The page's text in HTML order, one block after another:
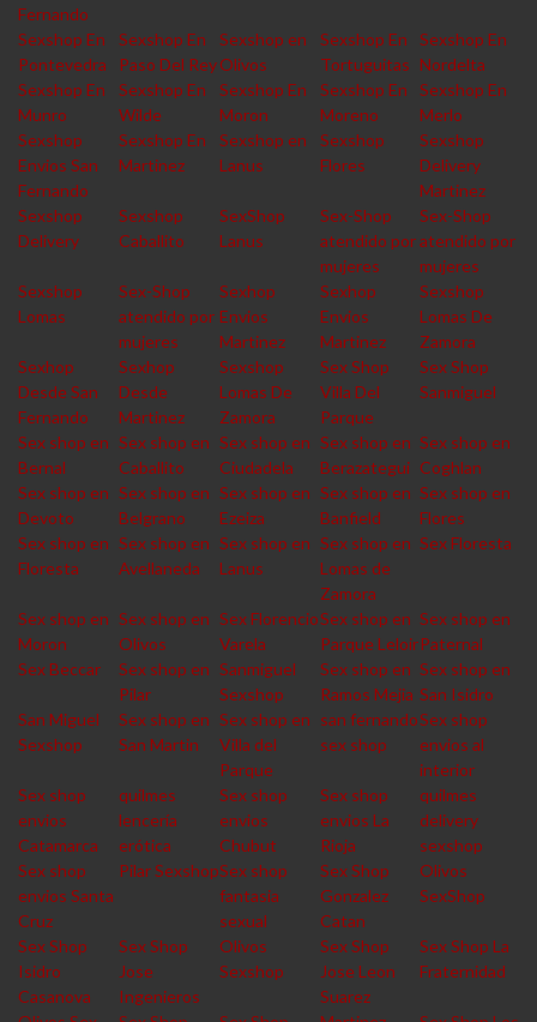
Fernando
Sexshop En
Pontevedra
Sexshop En
Paso Del Rey
Sexshop en
Olivos
Sexshop En
Tortuguitas
Sexshop En
Nordelta
Sexshop En
Munro
Sexshop En
Wilde
Sexshop En
Moron
Sexshop En
Moreno
Sexshop En
Merlo
Sexshop
Envios San
Fernando
Sexshop En
Martinez
Sexshop en
Lanus
Sexshop
Flores
Sexshop
Delivery
Martinez
Sexshop
Delivery
Sexshop
Caballito
SexShop
Lanus
Sex-Shop
atendido por
mujeres
Sex-Shop
atendido por
mujeres
Sexshop
Lomas
Sex-Shop
atendido por
mujeres
Sexhop
Envios
Martinez
Sexhop
Envios
Martinez
Sexshop
Lomas De
Zamora
Sexhop
Desde San
Fernando
Sexhop
Desde
Martinez
Sexshop
Lomas De
Zamora
Sex Shop
Villa Del
Parque
Sex Shop
Sanmiguel
Sex shop en
Bernal
Sex shop en
Caballito
Sex shop en
Ciudadela
Sex shop en
Berazategui
Sex shop en
Coghlan
Sex shop en
Devoto
Sex shop en
Belgrano
Sex shop en
Ezeiza
Sex shop en
Banfield
Sex shop en
Flores
Sex shop en
Floresta
Sex shop en
Avellaneda
Sex shop en
Lanus
Sex shop en
Lomas de
Zamora
Sex Floresta
Sex shop en
Moron
Sex shop en
Olivos
Sex Florencio
Varela
Sex shop en
Parque Leloir
Sex shop en
Paternal
Sex Beccar
Sex shop en
Pilar
Sanmiguel
Sexshop
Sex shop en
Ramos Mejia
Sex shop en
San Isidro
San Miguel
Sexshop
Sex shop en
San Martin
Sex shop en
Villa del
Parque
san fernando
sex shop
Sex shop
envios al
interior
Sex shop
envios
Catamarca
quilmes
lencería
erótica
Sex shop
envios
Chubut
Sex shop
envios La
Rioja
quilmes
delivery
sexshop
Sex shop
envios Santa
Cruz
Pilar SexshopSex shop
fantasia
sexual
Sex Shop
Gonzalez
Catan
Olivos
SexShop
Sex Shop
Isidro
Casanova
Sex Shop
Jose
Ingenieros
Olivos
Sexshop
Sex Shop
Jose Leon
Suarez
Sex Shop La
Fraternidad